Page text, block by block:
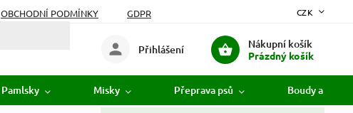
OBCHODNÍ PODMÍNKY
GDPR
CZK
Nákupní košík
Prázdný košík
Přihlášení
Pamlsky Misky Přeprava psů Boudy a